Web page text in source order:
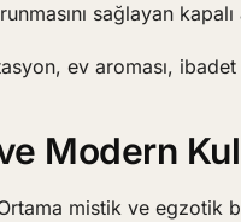
sağlayan
ev aroması,
Modern
mistik ve egzotik